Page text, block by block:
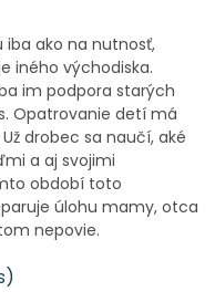
iba ako na nutnosť,
iného východiska.
im podpora starých
Opatrovanie detí má
drobec sa naučí, aké
a aj svojimi
období toto
úlohu mamy, otca
nepovie.